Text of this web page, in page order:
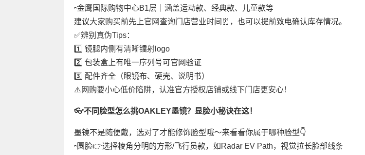
▫️金鹰国际购物中心B1层｜涵盖运动款、经典款、儿童款等
建议大家购买前先上官网查询门店营业时间⏰，也可以提前致电确认库存情况。
✅辨别真伪Tips：
1️⃣ 镜腿内侧有清晰镭射logo
2️⃣ 包装盒上有唯一序列号可官网验证
3️⃣ 配件齐全（眼镜布、硬壳、说明书）
⚠️网购要小心低价陷阱，认准官方授权店铺或线下门店更安心！
👓不同脸型怎么挑OAKLEY墨镜？显脸小秘诀在这！
墨镜不是随便戴，选对了才能修饰脸型哦～来看看你属于哪种脸型👇
▫️圆脸👉选择棱角分明的方形/飞行员款，如Radar EV Path，视觉拉长脸部线条